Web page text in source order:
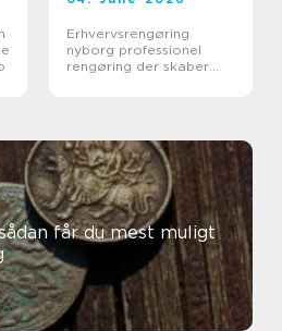
Erhvervsrengøring
nyborg professionel
rengøring der skaber
får du mest muligt